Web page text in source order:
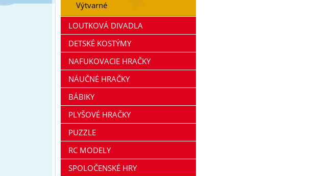
Výtvarné
LOUTKOVÁ DIVADLA
DETSKÉ KOSTÝMY
NAFUKOVACIE HRAČKY
NÁUČNÉ HRAČKY
BÁBIKY
PLYŠOVÉ HRAČKY
PUZZLE
RC MODELY
SPOLOČENSKÉ HRY